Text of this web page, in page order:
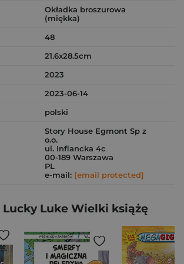
Okładka broszurowa
(miękka)
48
21.6x28.5cm
2023
2023-06-14
polski
Story House Egmont Sp z
o.o.
ul. Inflancka 4c
00-189 Warszawa
PL
e-mail: [email protected]
Lucky Luke Wielki książę